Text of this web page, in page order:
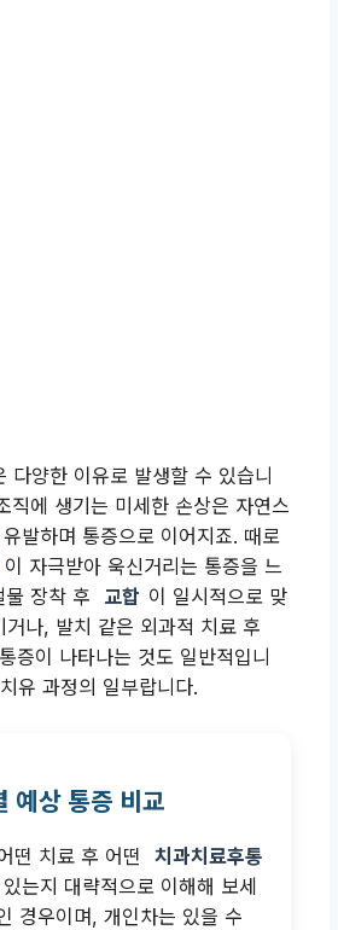
다양한 이유로 발생할 수 있습니
직에 생기는 미세한 손상은 자연스
발하며 통증으로 이어지죠. 때로
이 자극받아 욱신거리는 통증을 느
물 장착 후
교합 이 일시적으로 맞
거나, 발치 같은 외과적 치료 후
증이 나타나는 것도 일반적입니
유 과정의 일부랍니다.
예상 통증 비교
떤 치료 후 어떤
치과치료후통
는지 대략적으로 이해해 보세
경우이며, 개인차는 있을 수